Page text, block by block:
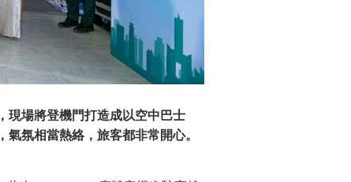
現場將登機門打造成以空中巴士
氛相當熱絡，旅客都非常開心。